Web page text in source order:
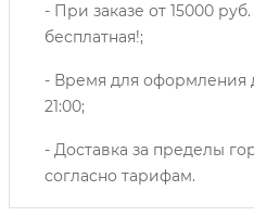
- При заказе от 15000
бесплатная!;
- Время для оформления
21:00;
- Доставка за пределы
согласно тарифам.